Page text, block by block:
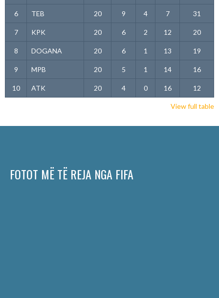
6 TEB 20 9 4 7 31
7 KPK 20 6 2 12 20
8 DOGANA 20 6 1 13 19
9 MPB 20 5 1 14 16
10 ATK 20 4 0 16 12
View full table
FOTOT MË TË REJA NGA FIFA